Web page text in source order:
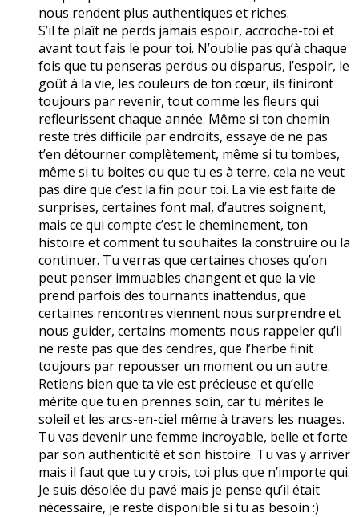
nous rendent plus authentiques et riches.
S’il te plaît ne perds jamais espoir, accroche-toi et
avant tout fais le pour toi. N’oublie pas qu’à chaque
fois que tu penseras perdus ou disparus, l’espoir, le
goût à la vie, les couleurs de ton cœur, ils finiront
toujours par revenir, tout comme les fleurs qui
refleurissent chaque année. Même si ton chemin
reste très difficile par endroits, essaye de ne pas
t’en détourner complètement, même si tu tombes,
même si tu boites ou que tu es à terre, cela ne veut
pas dire que c’est la fin pour toi. La vie est faite de
surprises, certaines font mal, d’autres soignent,
mais ce qui compte c’est le cheminement, ton
histoire et comment tu souhaites la construire ou la
continuer. Tu verras que certaines choses qu’on
peut penser immuables changent et que la vie
prend parfois des tournants inattendus, que
certaines rencontres viennent nous surprendre et
nous guider, certains moments nous rappeler qu’il
ne reste pas que des cendres, que l’herbe finit
toujours par repousser un moment ou un autre.
Retiens bien que ta vie est précieuse et qu’elle
mérite que tu en prennes soin, car tu mérites le
soleil et les arcs-en-ciel même à travers les nuages.
Tu vas devenir une femme incroyable, belle et forte
par son authenticité et son histoire. Tu vas y arriver
mais il faut que tu y crois, toi plus que n’importe qui.
Je suis désolée du pavé mais je pense qu’il était
nécessaire, je reste disponible si tu as besoin :)